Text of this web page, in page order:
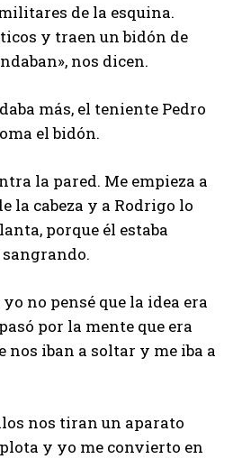
de la esquina.
y traen un bidón de
nos dicen.
más, el teniente Pedro
el bidón.
la pared. Me empieza a
la cabeza y a Rodrigo lo
porque él estaba
no pensé que la idea era
por la mente que era
nos iban a soltar y me iba a
nos tiran un aparato
y yo me convierto en